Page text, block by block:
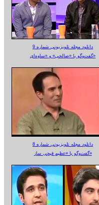
دانلود مجله تلویزیونی شماره 9
گفت‌وگو با «صالحی» و «ساوه‌ای»
دانلود مجله تلویزیونی شماره 8
گفت‌وگو با «عظیم قیچی ساز»